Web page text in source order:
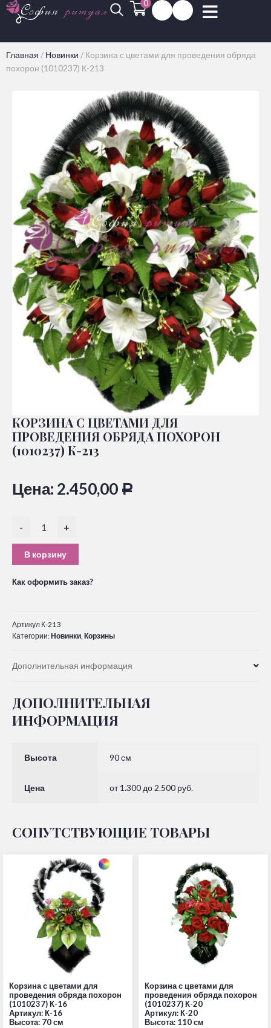
0
Главная / Новинки / Корзина с цветами для проведения обряда
похорон (1010237) К-213
КОРЗИНА С ЦВЕТАМИ ДЛЯ
ПРОВЕДЕНИЯ ОБРЯДА ПОХОРОН
(1010237) К-213
Цена: 2.450,00 Р
- +
В корзину
Как оформить заказ?
Артикул К-213
Категории:Новинки, Корзины
Дополнительная информация
ДОПОЛНИТЕЛЬНАЯ
ИНФОРМАЦИЯ
Высота 90 см
Цена от 1.300 до 2.500 руб.
СОПУТСТВУЮЩИЕ ТОВАРЫ
Корзина с цветами для
проведения обряда похорон
(1010237) К-16
Артикул: К-16
Высота: 70 см
Корзина с цветами для
проведения обряда похорон
(1010237) К-20
Артикул: К-20
Высота: 110 см